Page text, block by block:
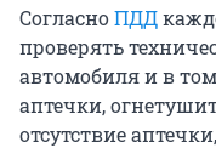
СогласноПДД
проверять
автомобиля и в
аптечки,
отсутствие